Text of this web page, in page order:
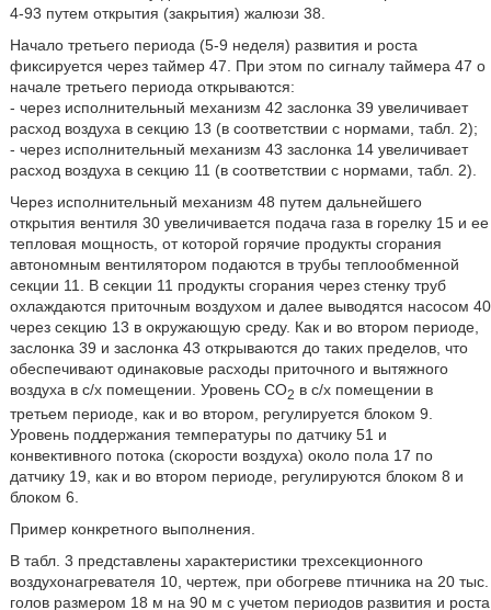
4-93 путем открытия (закрытия) жалюзи 38.
Начало третьего периода (5-9 неделя) развития и роста
фиксируется через таймер 47. При этом по сигналу таймера 47 о
начале третьего периода открываются:
- через исполнительный механизм 42 заслонка 39 увеличивает
расход воздуха в секцию 13 (в соответствии с нормами, табл. 2);
- через исполнительный механизм 43 заслонка 14 увеличивает
расход воздуха в секцию 11 (в соответствии с нормами, табл. 2).
Через исполнительный механизм 48 путем дальнейшего
открытия вентиля 30 увеличивается подача газа в горелку 15 и ее
тепловая мощность, от которой горячие продукты сгорания
автономным вентилятором подаются в трубы теплообменной
секции 11. В секции 11 продукты сгорания через стенку труб
охлаждаются приточным воздухом и далее выводятся насосом 40
через секцию 13 в окружающую среду. Как и во втором периоде,
заслонка 39 и заслонка 43 открываются до таких пределов, что
обеспечивают одинаковые расходы приточного и вытяжного
воздуха в с/х помещении. Уровень СО2 в с/х помещении в
третьем периоде, как и во втором, регулируется блоком 9.
Уровень поддержания температуры по датчику 51 и
конвективного потока (скорости воздуха) около пола 17 по
датчику 19, как и во втором периоде, регулируются блоком 8 и
блоком 6.
Пример конкретного выполнения.
В табл. 3 представлены характеристики трехсекционного
воздухонагревателя 10, чертеж, при обогреве птичника на 20 тыс.
голов размером 18 м на 90 м с учетом периодов развития и роста